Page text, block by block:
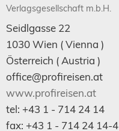
Verlagsgesellschaft m.b.H.
Seidlgasse 22
1030Wien ( Vienna )
Österreich ( Austria )
office@profireisen.at
www.profireisen.at
tel: +43 1 - 714 24 14
fax: +43 1 - 714 24 14-4